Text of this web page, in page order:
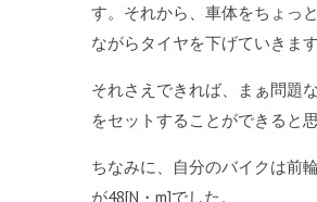
す。それから、車体をちょっ
ながらタイヤを下げていきます
それさえできれば、まぁ問題
をセットすることができると思
ちなみに、自分のバイクは前
が48[N・m]でした。